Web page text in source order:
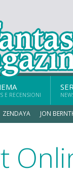
E RECENSIONI
ZENDAYA JON